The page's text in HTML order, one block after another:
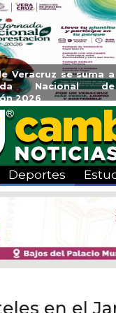
el Programa de
agosto
Deportes
en el